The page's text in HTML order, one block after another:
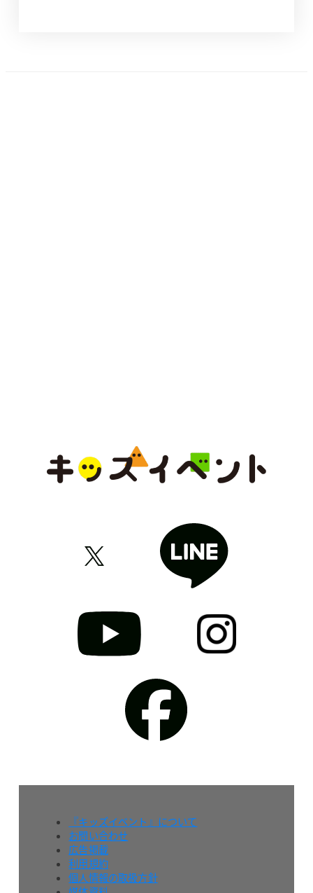
『キッズイベント』について
お問い合わせ
広告掲載
利用規約
個人情報の取扱方針